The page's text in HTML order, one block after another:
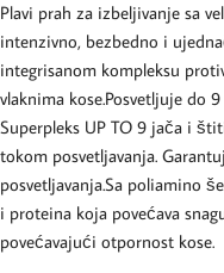
Plavi prah za izbeljivanje sa
intenzivno, bezbedno i
integrisanom kompleksu
vlaknima kose.Posvetljuje do
Superpleks UP TO 9 jača i
tokom posvetljavanja.
posvetljavanja.Sa poliamino
i proteina koja povećava
povećavajući otpornost kose.